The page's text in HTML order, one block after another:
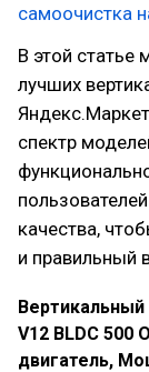
самоочистка
В этой статье
лучших
спектр
качества,
и правильный
V12 BLDC 500
двигатель,